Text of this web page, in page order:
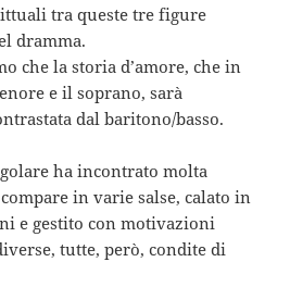
tra queste tre figure
dramma.
che la storia d’amore, che in
e il soprano, sarà
dal baritono/basso.
ha incontrato molta
in varie salse, calato in
e gestito con motivazioni
tutte, però, condite di